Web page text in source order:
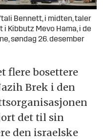
Bennett, i midten, taler
Kibbutz Mevo Hama, i de
søndag 26. desember
flere bosettere
Brek i den
det til sin
den israelske